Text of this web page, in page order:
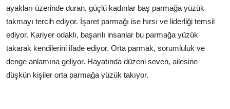
ayakları üzerinde duran, güçlü kadınlar baş parmağa yüzük
takmayı tercih ediyor. İşaret parmağı ise hırsı ve liderliği temsil
ediyor. Kariyer odaklı, başarılı insanlar bu parmağa yüzük
takarak kendilerini ifade ediyor. Orta parmak, sorumluluk ve
denge anlamına geliyor. Hayatında düzeni seven, ailesine
düşkün kişiler orta parmağa yüzük takıyor.